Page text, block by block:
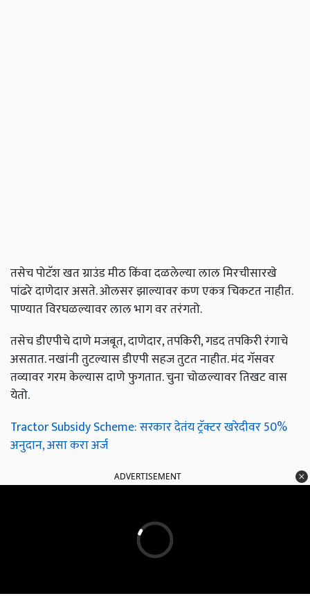
तसेच पोटॅश खत ग्राउंड मीठ किंवा दळलेल्या लाल मिरचीसारखे
पांढरे दाणेदार असते. ओलसर झाल्यावर कण एकत्र चिकटत नाहीत.
पाण्यात विरघळल्यावर लाल भाग वर तरंगतो.
तसेच डीएपीचे दाणे मजबूत, दाणेदार, तपकिरी, गडद तपकिरी रंगाचे
असतात. नखांनी तुटल्यास डीएपी सहज तुटत नाहीत. मंद गॅसवर
तव्यावर गरम केल्यास दाणे फुगतात. चुना चोळल्यावर तिखट वास
येतो.
Tractor Subsidy Scheme: सरकार देतंय ट्रॅक्टर खरेदीवर 50%
अनुदान, असा करा अर्ज
ADVERTISEMENT